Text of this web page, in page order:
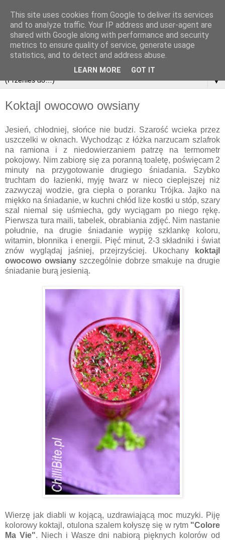
▼
Koktajl owocowo owsiany
Jesień, chłodniej, słońce nie budzi. Szarość wcieka przez
uszczelki w oknach. Wychodząc z łóżka narzucam szlafrok
na ramiona i z niedowierzaniem patrzę na termometr
pokojowy. Nim zabiorę się za poranną toaletę, poświęcam 2
minuty na przygotowanie drugiego śniadania. Szybko
truchtam do łazienki, myję twarz w nieco cieplejszej niż
zazwyczaj wodzie, gra ciepła o poranku Trójka. Jajko na
miękko na śniadanie, w kuchni chłód liże kostki u stóp, szary
szal niemal się uśmiecha, gdy wyciągam po niego rękę.
Pierwsza tura maili, tabelek, obrabiania zdjęć. Nim nastanie
południe, na drugie śniadanie wypiję szklankę koloru,
witamin, błonnika i energii. Pięć minut, 2-3 składniki i świat
znów wyglądaj jaśniej, przejrzyściej. Ukochany
koktajl
owocowo owsianyszczególnie dobrze smakuje na drugie
śniadanie burą jesienią.
Wierzę jak diabli w kojącą, uzdrawiającą moc muzyki. Piję
kolorowy koktajl, otulona szalem kołyszę się w rytm "Colore
Ma Vie". Niech i Wasze dni nabiorą pięknych kolorów od
This site uses cookies from Google to deliver its services
and to analyze traffic. Your IP address and user-agent are
shared with Google along with performance and security
metrics to ensure quality of service, generate usage
statistics, and to detect and address abuse.
LEARN MORE GOT IT